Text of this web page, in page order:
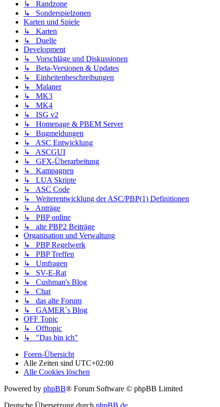
↳ Randzone
↳ Sonderspielzonen
Karten und Spiele
↳ Karten
↳ Duelle
Development
↳ Vorschläge und Diskussionen
↳ Beta-Versionen & Updates
↳ Einheitenbeschreibungen
↳ Malaner
↳ MK3
↳ MK4
↳ ISG v2
↳ Homepage & PBEM Server
↳ Bugmeldungen
↳ ASC Entwicklung
↳ ASCGUI
↳ GFX-Überarbeitung
↳ Kampagnen
↳ LUA Skripte
↳ ASC Code
↳ Weiterentwicklung der ASC/PBP(1) Definitionen
↳ Anträge
↳ PBP online
↳ alte PBP2 Beiträge
Organisation und Verwaltung
↳ PBP Regelwerk
↳ PBP Treffen
↳ Umfragen
↳ SV-E-Rat
↳ Cushman's Blog
↳ Chat
↳ das alte Forum
↳ GAMER´s Blog
OFF Topic
↳ Offtopic
↳ "Das bin ich"
Foren-Übersicht
Alle Zeiten sind UTC+02:00
Alle Cookies löschen
Powered by phpBB® Forum Software © phpBB Limited
Deutsche Übersetzung durch phpBB.de